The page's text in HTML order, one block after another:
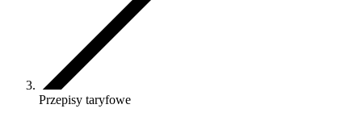
Przepisy taryfowe